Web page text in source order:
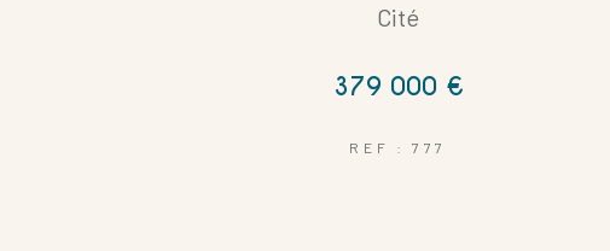
Cité
379 000 €
REF : 777